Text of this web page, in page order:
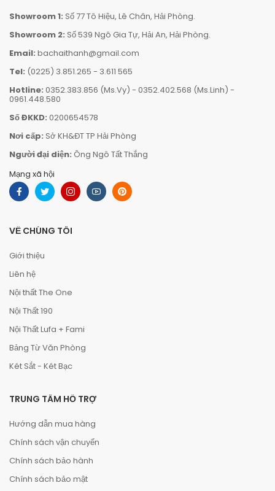
Showroom 1: Số 77 Tô Hiệu, Lê Chân, Hải Phòng.
Showroom 2: Số 539 Ngô Gia Tự, Hải An, Hải Phòng.
Email: bachaithanh@gmail.com
Tel: (0225) 3.851.265 - 3.611 565
Hotline: 0352.383.856 (Ms.Vy) - 0352.402.568 (Ms.Linh) -
0961.448.580
Số ĐKKD: 0200654578
Nơi cấp: Sở KH&ĐT TP Hải Phòng
Người đại diện: Ông Ngô Tất Thắng
Mạng xã hội
VỀ CHÚNG TÔI
Giới thiệu
Liên hệ
Nội thất The One
Nội Thất 190
Nội Thất Lufa + Fami
Bảng Từ Văn Phòng
Két Sắt - Két Bạc
TRUNG TÂM HỖ TRỢ
Hướng dẫn mua hàng
Chính sách vận chuyển
Chính sách bảo hành
Chính sách bảo mật